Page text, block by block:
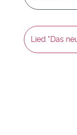
Lied "Das